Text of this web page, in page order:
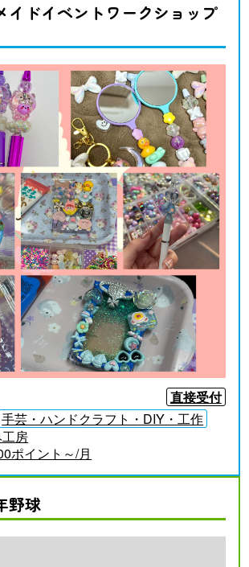
イドイベントワークショップ
直接受付
手芸・ハンドクラフト・DIY・工作
房
ポイント～/月
野球